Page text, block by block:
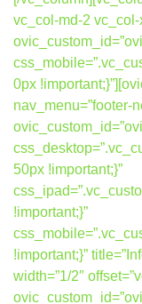
vc_col-md-2 vc_col-
0px
nav_menu=”footer-
50px !important;}”
!important;}”
!important;}”
width=”1/2″